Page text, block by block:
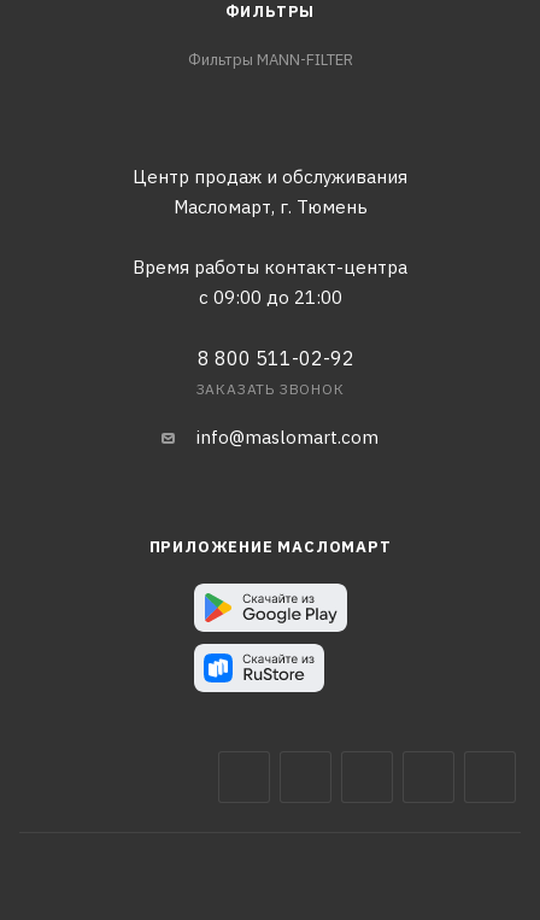
ФИЛЬТРЫ
Фильтры MANN-FILTER
Центр продаж и обслуживания
Масломарт, г. Тюмень
Время работы контакт-центра
с 09:00 до 21:00
8 800 511-02-92
ЗАКАЗАТЬ ЗВОНОК
info@maslomart.com
ПРИЛОЖЕНИЕ МАСЛОМАРТ